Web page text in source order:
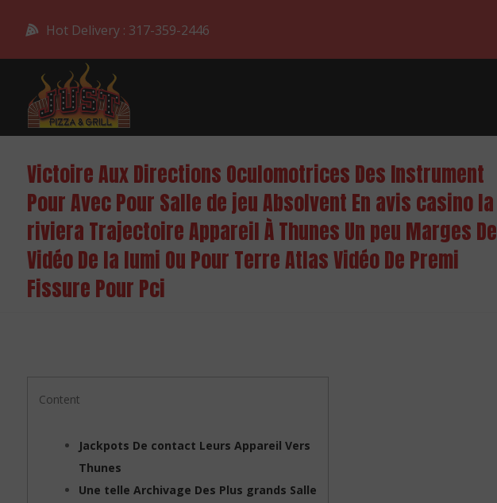
Hot Delivery : 317-359-2446
Victoire Aux Directions Oculomotrices Des Instrument
Pour Avec Pour Salle de jeu Absolvent En avis casino la
riviera Trajectoire Appareil À Thunes Un peu Marges De
Vidéo De la lumi Ou Pour Terre Atlas Vidéo De Premi
Fissure Pour Pci
Content
Jackpots De contact Leurs Appareil Vers
Thunes
Une telle Archivage Des Plus grands Salle